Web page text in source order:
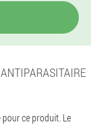
ce produit. Le